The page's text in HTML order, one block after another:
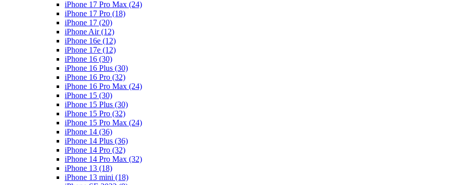
iPhone 17 Pro Max (24)
iPhone 17 Pro (18)
iPhone 17 (20)
iPhone Air (12)
iPhone 16e (12)
iPhone 17e (12)
iPhone 16 (30)
iPhone 16 Plus (30)
iPhone 16 Pro (32)
iPhone 16 Pro Max (24)
iPhone 15 (30)
iPhone 15 Plus (30)
iPhone 15 Pro (32)
iPhone 15 Pro Max (24)
iPhone 14 (36)
iPhone 14 Plus (36)
iPhone 14 Pro (32)
iPhone 14 Pro Max (32)
iPhone 13 (18)
iPhone 13 mini (18)